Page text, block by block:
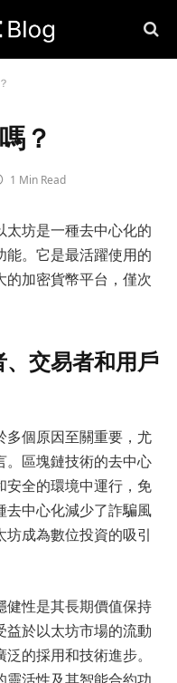
？
1 Min Read
太坊是一種去中心化的
能。它是最活躍使用的
的加密貨幣平台，僅次
交易者和用戶
多個原因至關重要，尤
。區塊鏈技術的去中心
安全的環境中運行，免
去中心化減少了詐騙風
成為數位投資的吸引
健性是其長期價值保持
益於以太坊市場的流動
的採用和技術進步。